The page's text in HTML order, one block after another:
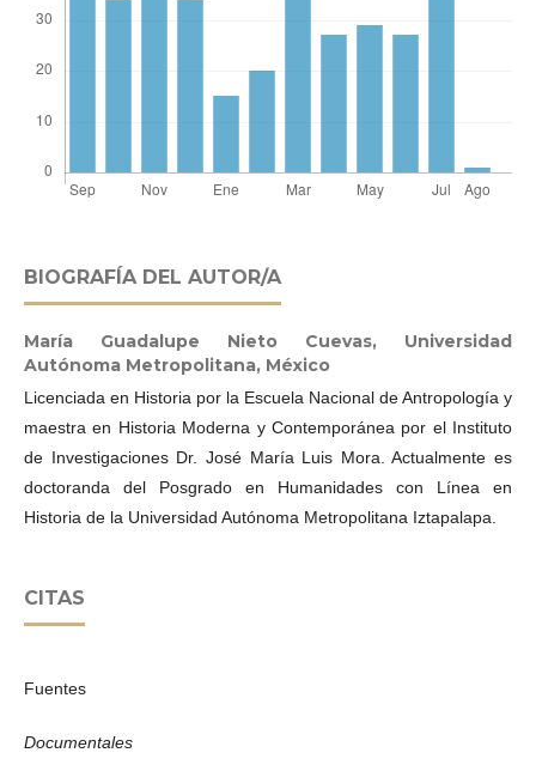
BIOGRAFÍA DEL AUTOR/A
María Guadalupe Nieto Cuevas, Universidad
Autónoma Metropolitana, México
Licenciada en Historia por la Escuela Nacional de Antropología y
maestra en Historia Moderna y Contemporánea por el Instituto
de Investigaciones Dr. José María Luis Mora. Actualmente es
doctoranda del Posgrado en Humanidades con Línea en
Historia de la Universidad Autónoma Metropolitana Iztapalapa.
CITAS
Fuentes
Documentales